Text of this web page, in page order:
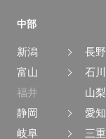
中部
新潟
長野
富山
石川
福井
山梨
静岡
愛知
岐阜
三重